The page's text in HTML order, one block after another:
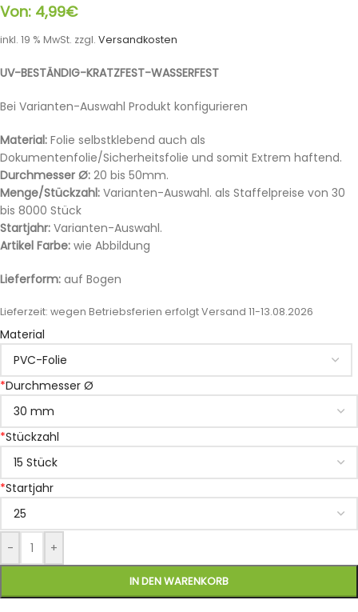
Von: 4,99€
inkl. 19 % MwSt. zzgl. Versandkosten
UV-BESTÄNDIG-KRATZFEST-WASSERFEST
Bei Varianten-Auswahl Produkt konfigurieren
Material: Folie selbstklebend auch als
Dokumentenfolie/Sicherheitsfolie und somit Extrem haftend.
Durchmesser Ø: 20 bis 50mm.
Menge/Stückzahl: Varianten-Auswahl. als Staffelpreise von 30
bis 8000 Stück
Startjahr: Varianten-Auswahl.
Artikel Farbe: wie Abbildung
Lieferform: auf Bogen
Lieferzeit: wegen Betriebsferien erfolgt Versand 11-13.08.2026
Material
*Durchmesser Ø
*Stückzahl
*Startjahr
- +
IN DEN WARENKORB